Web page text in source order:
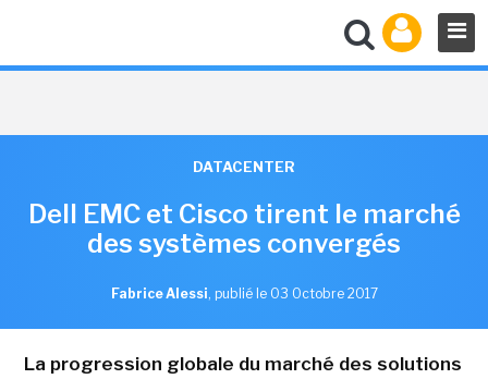
DATACENTER
Dell EMC et Cisco tirent le marché
des systèmes convergés
Fabrice Alessi, publié le 03 Octobre 2017
La progression globale du marché des solutions